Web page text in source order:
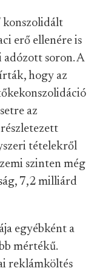
konszolidált
erő ellenére is
soron. A
hogy az
az
tételekről
szinten még
7,2 milliárd
egyébként a
mértékű.
reklámköltés